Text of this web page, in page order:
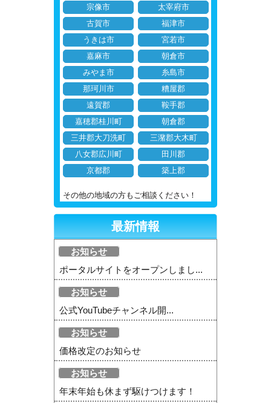
宗像市
太宰府市
古賀市
福津市
うきは市
宮若市
嘉麻市
朝倉市
みやま市
糸島市
那珂川市
糟屋郡
遠賀郡
鞍手郡
嘉穂郡桂川町
朝倉郡
三井郡大刀洗町
三潴郡大木町
八女郡広川町
田川郡
京都郡
築上郡
その他の地域の方もご相談ください！
最新情報
お知らせ
ポータルサイトをオープンしまし...
お知らせ
公式YouTubeチャンネル開...
お知らせ
価格改定のお知らせ
お知らせ
年末年始も休まず駆けつけます！